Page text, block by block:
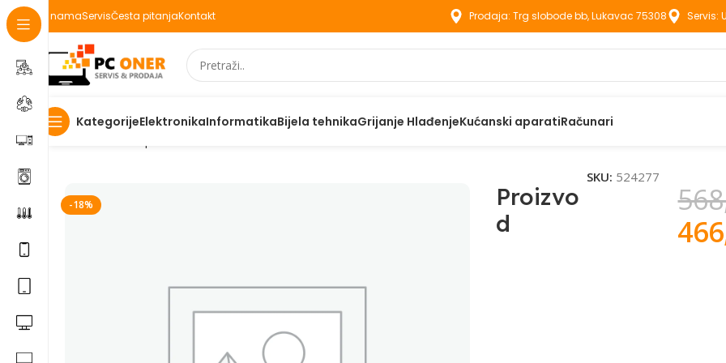
O namaServisČesta pitanjaKontakt Prodaja: Trg slobode bb, Lukavac 75308 Servis:
KategorijeElektronikaInformatikaBijela tehnikaGrijanje HlađenjeKućanski aparatiRačunari
Početna
-18%
Proizvo
d
SKU: 524277